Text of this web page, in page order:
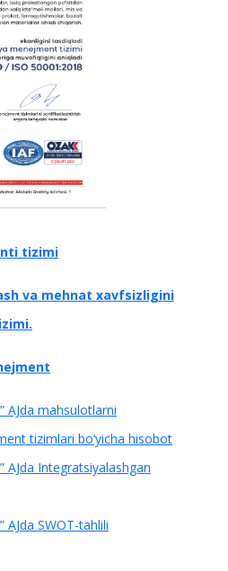
tizimi
va mehnat xavfsizligini
AJda mahsulotlarni
tizimlari bo‘yicha hisobot
AJda Integratsiyalashgan
AJda SWOT-tahlili